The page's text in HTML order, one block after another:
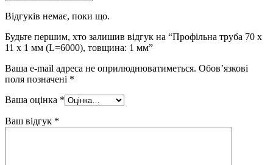
Відгуків немає, поки що.
Будьте першим, хто залишив відгук на “Профільна труба 70 x
11 x 1 мм (L=6000), товщина: 1 мм”
Ваша e-mail адреса не оприлюднюватиметься. Обов’язкові
поля позначені *
Ваша оцінка *
Ваш відгук *